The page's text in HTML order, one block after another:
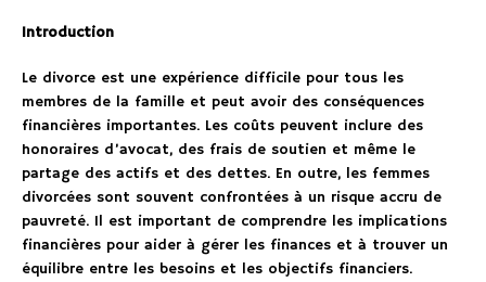
Introduction
Le divorce est une expérience difficile pour tous les
membres de la famille et peut avoir des conséquences
financières importantes. Les coûts peuvent inclure des
honoraires d’avocat, des frais de soutien et même le
partage des actifs et des dettes. En outre, les femmes
divorcées sont souvent confrontées à un risque accru de
pauvreté. Il est important de comprendre les implications
financières pour aider à gérer les finances et à trouver un
équilibre entre les besoins et les objectifs financiers.